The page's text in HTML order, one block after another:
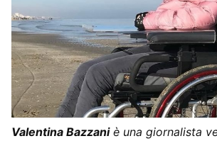
Valentina Bazzaniè una giornalista